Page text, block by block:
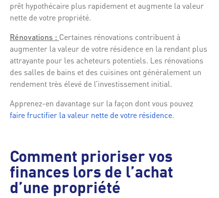
prêt hypothécaire plus rapidement et augmente la valeur
nette de votre propriété.
Rénovations : Certaines rénovations contribuent à
augmenter la valeur de votre résidence en la rendant plus
attrayante pour les acheteurs potentiels. Les rénovations
des salles de bains et des cuisines ont généralement un
rendement très élevé de l’investissement initial.
Apprenez-en davantage sur la façon dont vous pouvez
faire fructifier la valeur nette de votre résidence.
Comment prioriser vos
finances lors de l’achat
d’une propriété